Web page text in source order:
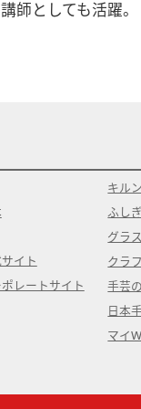
師としても活躍
イト
レートサイト
キル
ふし
グラ
クラ
手芸
日本
マイ